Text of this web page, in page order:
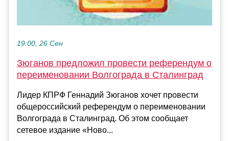
19:00, 26 Сен
Зюганов предложил провести референдум о
переименовании Волгограда в Сталинград
Лидер КПРФ Геннадий Зюганов хочет провести
общероссийский референдум о переименовании
Волгограда в Сталинград. Об этом сообщает
сетевое издание «Ново...